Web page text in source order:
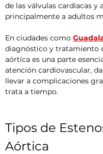
de las válvulas cardíacas y
principalmente a adultos
En ciudades como
diagnóstico y tratamiento
aórtica es una parte
atención cardiovascular,
llevar a complicaciones
trata a tiempo.
Tipos de
Aórtica